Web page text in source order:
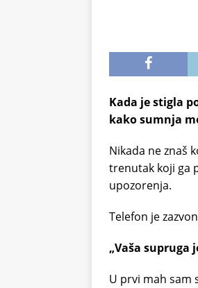
Kada je stigla
kako sumnja
Nikada ne znaš
trenutak koji ga
upozorenja.
Telefon je
„Vaša supruga
U prvi mah sam